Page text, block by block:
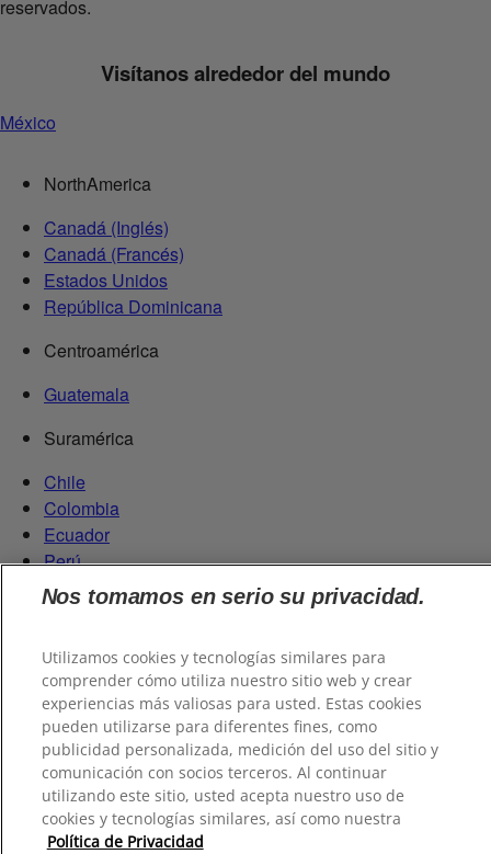
reservados.
Visítanos alrededor del mundo
México
NorthAmerica
Canadá (Inglés)
Canadá (Francés)
Estados Unidos
República Dominicana
Centroamérica
Guatemala
Suramérica
Chile
Colombia
Ecuador
Perú
Uruguay
Nos tomamos en serio su privacidad.
Utilizamos cookies y tecnologías similares para
comprender cómo utiliza nuestro sitio web y crear
experiencias más valiosas para usted. Estas cookies
pueden utilizarse para diferentes fines, como
publicidad personalizada, medición del uso del sitio y
comunicación con socios terceros. Al continuar
utilizando este sitio, usted acepta nuestro uso de
cookies y tecnologías similares, así como nuestra
Política de Privacidad